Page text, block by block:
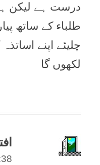
درست ہے لیکن
طلباء کے ساتھ
چلیئے اپنے
لکھوں گا